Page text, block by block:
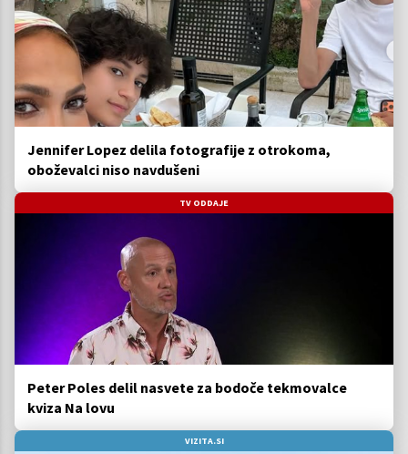
Jennifer Lopez delila fotografije z otrokoma,
oboževalci niso navdušeni
TV ODDAJE
Peter Poles delil nasvete za bodoče tekmovalce
kviza Na lovu
VIZITA.SI